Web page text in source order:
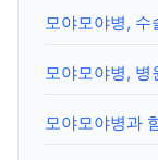
모야모야병, 수
모야모야병,
모야모야병과